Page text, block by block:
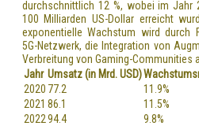
durchschnittlich 12 %, wobei im Jahr
100 Milliarden US-Dollarerreicht
exponentielle Wachstum wird durch
5G-Netzwerk, die Integration von
Verbreitung von Gaming-Communities
Jahr Umsatz (in Mrd. USD)
2020 77.2
11.9%
2021 86.1
11.5%
202294.4
9.8%